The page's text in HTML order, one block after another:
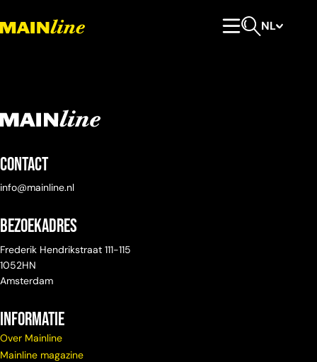
NL
Contact
info@mainline.nl
Bezoekadres
Frederik Hendrikstraat 111-115
1052HN
Amsterdam
Informatie
Over Mainline
Mainline magazine